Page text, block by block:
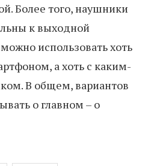
Более того, наушники
к выходной
использовать хоть
а хоть с каким-
В общем, вариантов
о главном – о